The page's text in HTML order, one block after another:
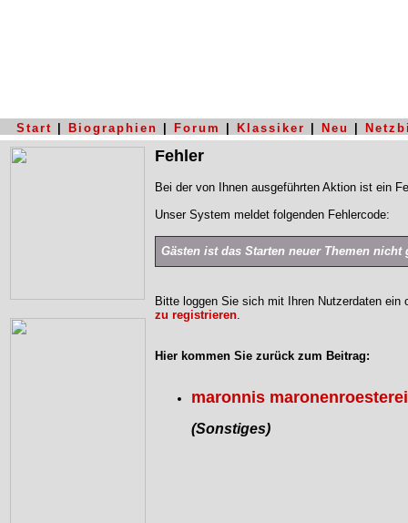
Start Biographien Forum Klassiker Neu
Fehler
Bei der von Ihnen ausgeführten Aktion ist ein
Unser System meldet folgenden Fehlercode:
Gästen ist das Starten neuer Themen nicht
Bitte loggen Sie sich mit Ihren Nutzerdaten
zu registrieren.
Hier kommen Sie zurück zum Beitrag:
maronnis maronenroesterei
(Sonstiges)